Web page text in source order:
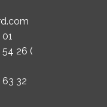
54 26 (
63 32